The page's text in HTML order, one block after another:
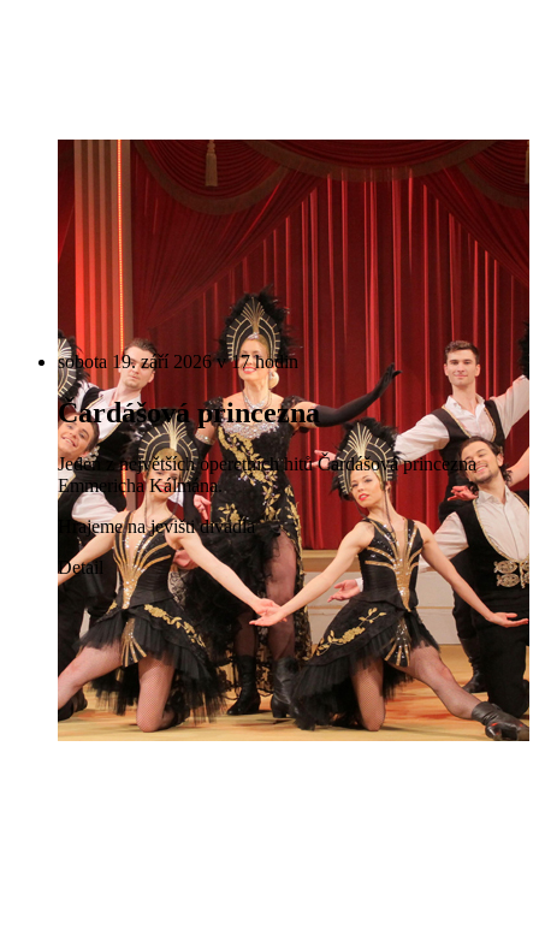
sobota 19. září 2026 v 17 hodin
Čardášová princezna
Jeden z největších operetních hitů Čardášová princezna
Emmericha Kálmána.
Hrajeme na jevišti divadla
Detail